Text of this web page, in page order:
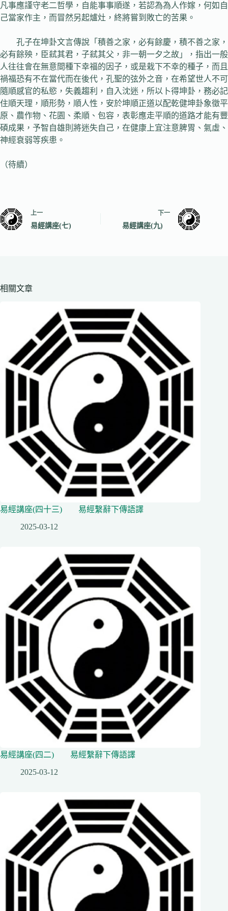
凡事應謹守老二哲學，自能事事順遂，若認為為人作嫁，何如自
己當家作主，而冒然另起爐灶，終將嘗到敗亡的苦果。
孔子在坤卦文言傳說「積善之家，必有餘慶，積不善之家，
必有餘殃，臣弒其君，子弒其父，非一朝一夕之故」，指出一般
人往往會在無意間種下幸福的因子，或是栽下不幸的種子，而且
禍福恐有不在當代而在後代，孔聖的弦外之音，在希望世人不可
隨順感官的私慾，失義趨利，自入沈迷，所以卜得坤卦，務必記
住順天理，順形勢，順人性，安於坤順正道以配乾健坤卦象徵平
原、農作物、花園、柔順、包容，表彰應走平順的道路才能有豐
碩成果，予智自雄則將迷失自己，在健康上宜注意脾胃、氣虛、
神經衰弱等疾患。
（待續）
上一
易經講座(七)
下一
易經講座(九)
相關文章
易經講座(四十三) 易經繫辭下傳語譯
2025-03-12
易經講座(四二) 易經繫辭下傳語譯
2025-03-12